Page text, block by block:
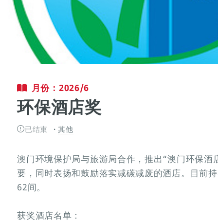
月份：2026/6
环保酒店奖
已结束 其他
澳门环境保护局与旅游局合作，推出“澳门环保
要，同时表扬和鼓励落实减碳减废的酒店。目前
62间。
获奖酒店名单：